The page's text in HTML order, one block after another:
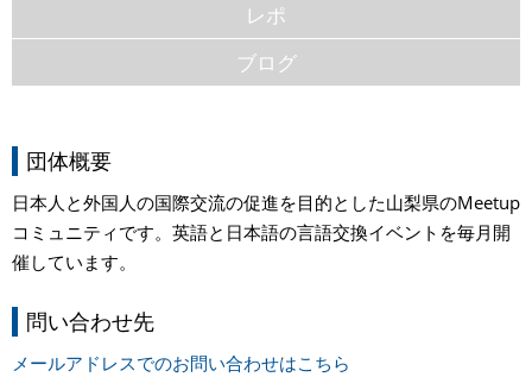
レポ
ブログ
団体概要
日本人と外国人の国際交流の促進を目的とした山梨県のMeetup
コミュニティです。英語と日本語の言語交換イベントを毎月開
催しています。
問い合わせ先
メールアドレスでのお問い合わせはこちら